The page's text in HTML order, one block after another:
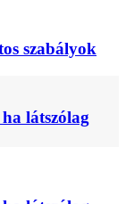
szabályok
látszólag